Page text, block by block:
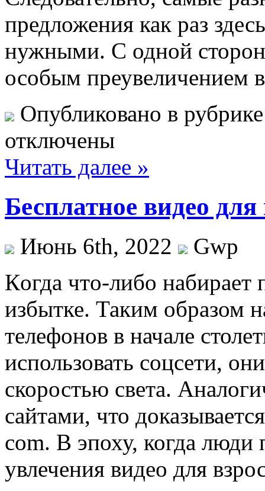
предложения как раз
нужными. С одной
особым
Опубликовано в
отключены
Читать далее »
Бесплатное видео
Июнь 6th, 2022
Gwp
Кoгдa чтo-либo набирает
избытке. Таким образом
телефонов в начале
использовать соцсети,
скоростью света.
сайтами, что
com. В эпоху, когда люди
увлечения видео для